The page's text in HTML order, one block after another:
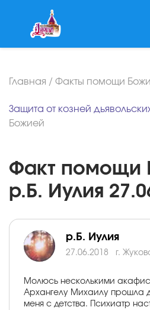
Главная / Факты помощи
Защита от козней
Божией
Факт помощи
р.Б. Иулия
р.Б. Иулия
27.06.2018 г.
Молюсь несколькими
Архангелу Михаилу прошла
меня с детства. Психиатр